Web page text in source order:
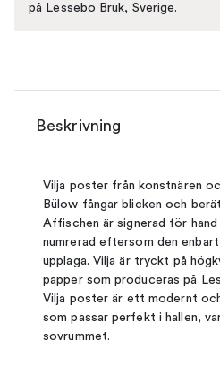
på Lessebo Bruk, Sverige.
Beskrivning
Vilja poster från konstnären
Bülow fångar blicken och
Affischen är signerad för hand
numrerad eftersom den
upplaga. Vilja är tryckt på
papper som produceras på
Vilja poster är ett modernt
som passar perfekt i hallen,
sovrummet.